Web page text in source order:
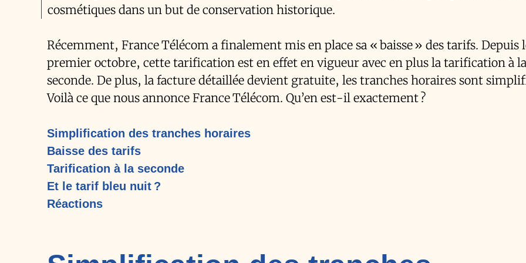
cosmétiques dans un but de conservation historique.
Récemment, France Télécom a finalement mis en place sa « baisse » des tarifs. Depuis
premier octobre, cette tarification est en effet en vigueur avec en plus la tarification à la
seconde. De plus, la facture détaillée devient gratuite, les tranches horaires sont
Voilà ce que nous annonce France Télécom. Qu’en est-il exactement ?
Simplification des tranches horaires
Baisse des tarifs
Tarification à la seconde
Et le tarif bleu nuit ?
Réactions